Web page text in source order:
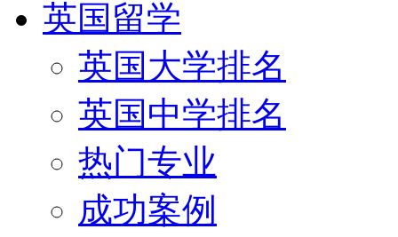
英国留学
英国大学排名
英国中学排名
热门专业
成功案例